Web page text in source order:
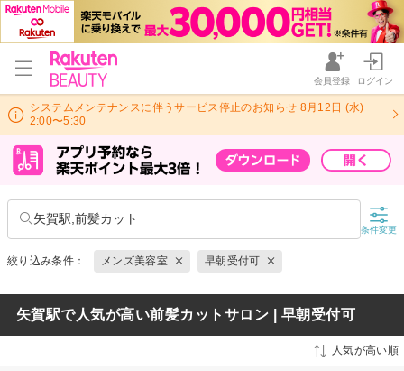
会員登録 ログイン
システムメンテナンスに伴うサービス停止のお知らせ 8月12日 (水)
2:00〜5:30
矢賀駅,前髪カット
条件変更
絞り込み条件： メンズ美容室 早朝受付可
矢賀駅で人気が高い前髪カットサロン | 早朝受付可
人気が高い順